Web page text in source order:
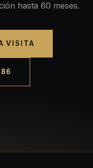
hasta 60 meses.
VISITA